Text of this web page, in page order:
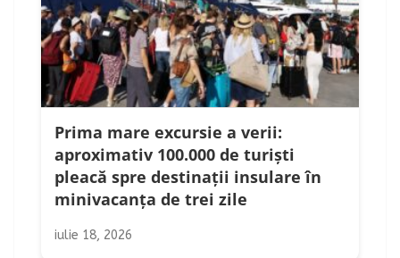
Prima mare excursie a verii:
aproximativ 100.000 de turiști
pleacă spre destinații insulare în
minivacanța de trei zile
iulie 18, 2026